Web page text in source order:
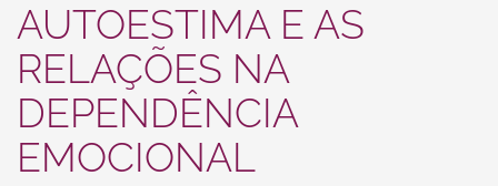
AUTOESTIMA E AS
RELAÇÕES NA
DEPENDÊNCIA
EMOCIONAL